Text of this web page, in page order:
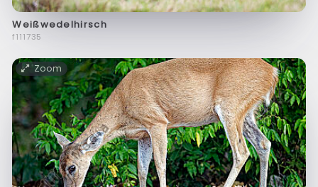
Weißwedelhirsch
f111735
Zoom